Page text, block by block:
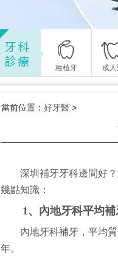
種植牙 成
當前位置： 好牙醫 >
深圳補牙牙科邊間好
幾點知識：
1、內地牙科平均
內地牙科補牙，平均
年。